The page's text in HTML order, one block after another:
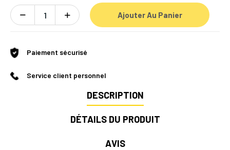
Ajouter Au Panier
Paiement sécurisé
Service client personnel
DESCRIPTION
DÉTAILS DU PRODUIT
AVIS